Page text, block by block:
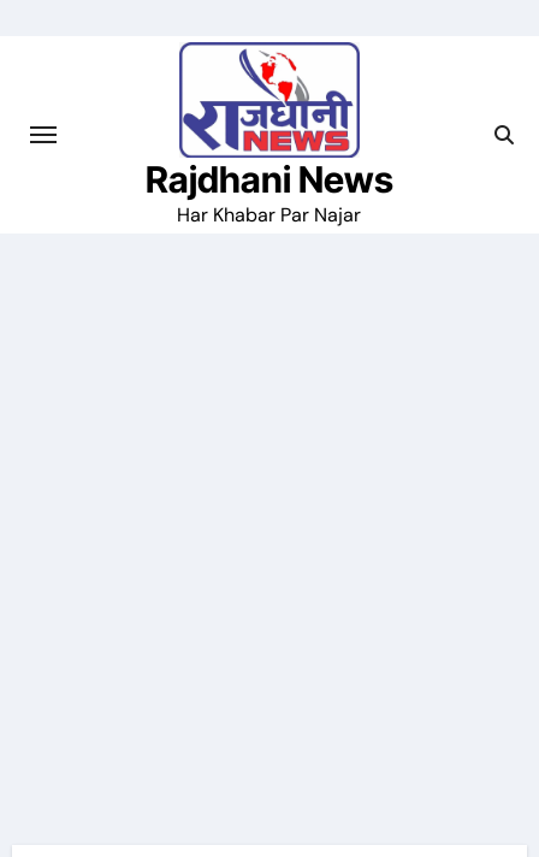
Rajdhani News
Har Khabar Par Najar